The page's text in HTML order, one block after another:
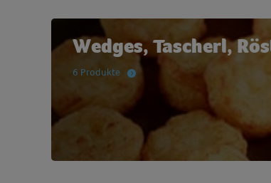
Wedges, Tascherl,
6 Produkte